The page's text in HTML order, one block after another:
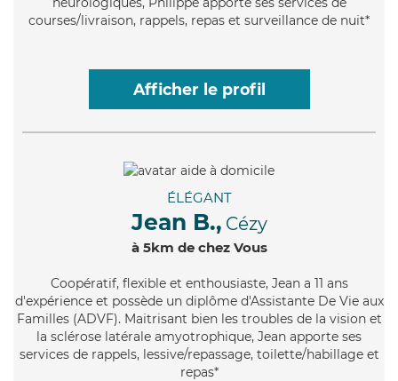
courses/livraison, rappels, repas et surveillance de nuit*
Afficher le profil
ÉLÉGANT
Jean B., Cézy
à 5km de chez Vous
Coopératif, flexible et enthousiaste, Jean a 11 ans
d'expérience et possède un diplôme d'Assistante De Vie aux
Familles (ADVF). Maitrisant bien les troubles de la vision et
la sclérose latérale amyotrophique, Jean apporte ses
services de rappels, lessive/repassage, toilette/habillage et
repas*